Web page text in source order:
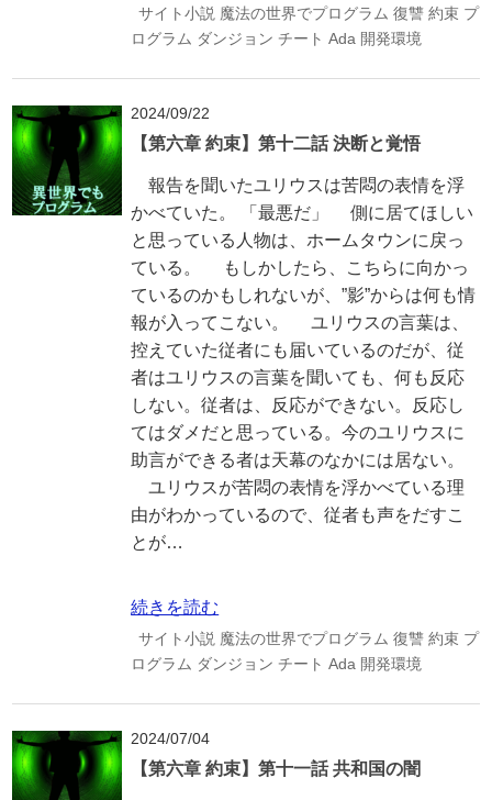
サイト小説 魔法の世界でプログラム 復讐 約束 プ
ログラム ダンジョン チート Ada 開発環境
2024/09/22
【第六章 約束】第十二話 決断と覚悟
報告を聞いたユリウスは苦悶の表情を浮
かべていた。 「最悪だ」 側に居てほしい
と思っている人物は、ホームタウンに戻っ
ている。 もしかしたら、こちらに向かっ
ているのかもしれないが、”影”からは何も情
報が入ってこない。 ユリウスの言葉は、
控えていた従者にも届いているのだが、従
者はユリウスの言葉を聞いても、何も反応
しない。従者は、反応ができない。反応し
てはダメだと思っている。今のユリウスに
助言ができる者は天幕のなかには居ない。
ユリウスが苦悶の表情を浮かべている理
由がわかっているので、従者も声をだすこ
とが…
続きを読む
サイト小説 魔法の世界でプログラム 復讐 約束 プ
ログラム ダンジョン チート Ada 開発環境
2024/07/04
【第六章 約束】第十一話 共和国の闇